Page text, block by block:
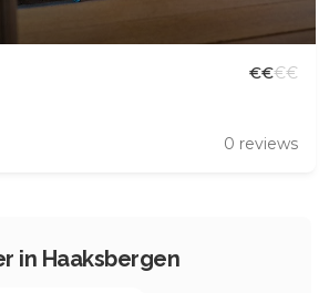
€€€€
0 reviews
in Haaksbergen